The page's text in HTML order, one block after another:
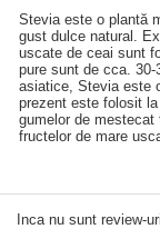
Stevia este o plantă
gust dulce natural.
uscate de ceai sunt
pure sunt de cca.
asiatice, Stevia este
prezent este folosit
gumelor de mestecat
fructelor de mare
Inca nu sunt review-